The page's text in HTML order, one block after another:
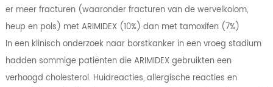
er meer fracturen (waaronder fracturen van de wervelkolom,
heup en pols) met ARIMIDEX (10%) dan met tamoxifen (7%)
In een klinisch onderzoek naar borstkanker in een vroeg stadium
hadden sommige patiënten die ARIMIDEX gebruikten een
verhoogd cholesterol. Huidreacties, allergische reacties en